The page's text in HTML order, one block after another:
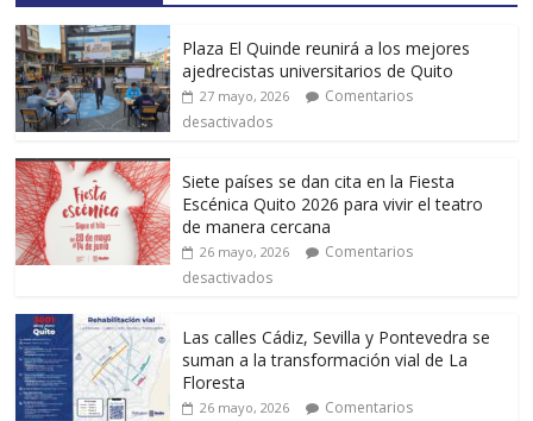
Plaza El Quinde reunirá a los mejores
ajedrecistas universitarios de Quito
27 mayo, 2026
Comentarios
desactivados
Siete países se dan cita en la Fiesta
Escénica Quito 2026 para vivir el teatro
de manera cercana
26 mayo, 2026
Comentarios
desactivados
Las calles Cádiz, Sevilla y Pontevedra se
suman a la transformación vial de La
Floresta
26 mayo, 2026
Comentarios